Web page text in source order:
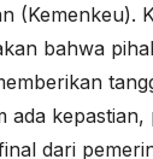
bahwa
ada
dari